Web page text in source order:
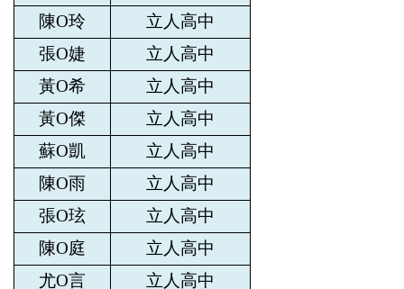
陳O玲
立人高中
張O婕
立人高中
黃O希
立人高中
黃O傑
立人高中
蘇O凱
立人高中
陳O雨
立人高中
張O玹
立人高中
陳O庭
立人高中
尤O言
立人高中